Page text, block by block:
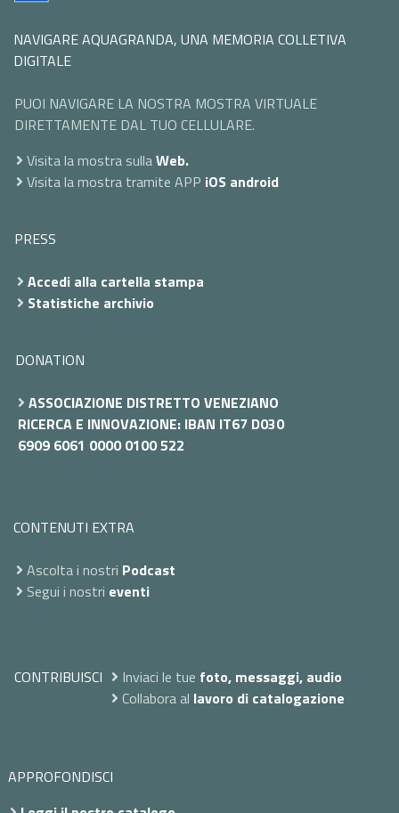
NAVIGARE AQUAGRANDA, UNA MEMORIA COLLETIVA
DIGITALE
PUOI NAVIGARE LA NOSTRA MOSTRA VIRTUALE
DIRETTAMENTE DAL TUO CELLULARE.
Visita la mostra sullaWeb.
Visita la mostra tramite APP iOS android
PRESS
Accedi alla cartella stampa
Statistiche archivio
DONATION
ASSOCIAZIONE DISTRETTO VENEZIANO
RICERCA E INNOVAZIONE: IBAN IT67 D030
6909 6061 0000 0100 522
CONTENUTI EXTRA
Ascolta i nostri Podcast
Segui i nostri eventi
CONTRIBUISCI Inviaci le tue foto, messaggi, audio
Collabora al lavoro di catalogazione
APPROFONDISCI